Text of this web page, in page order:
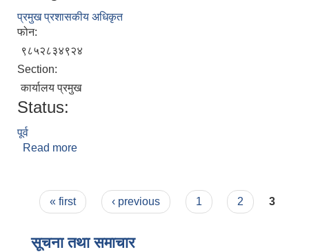
प्रमुख प्रशासकीय अधिकृत
फोन:
९८५२८३४९२४
Section:
कार्यालय प्रमुख
Status:
पूर्व
Read more
Pages
« first ‹ previous 1 2 3
सूचना तथा समाचार